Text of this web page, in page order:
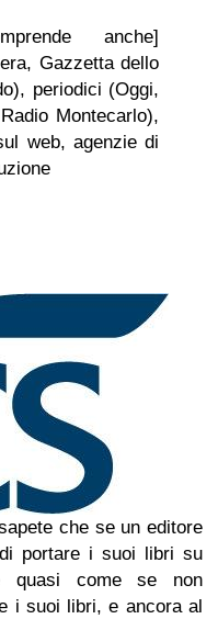
anche]
Gazzetta dello
periodici (Oggi,
Montecarlo),
web, agenzie di
che se un editore
portare i suoi libri su
quasi come se non
i suoi libri, e ancora al